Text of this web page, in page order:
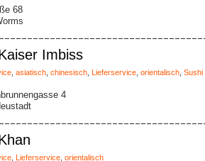
68
Imbiss
asiatisch chinesisch Lieferservice orientalisch Sushi
4
Lieferservice orientalisch